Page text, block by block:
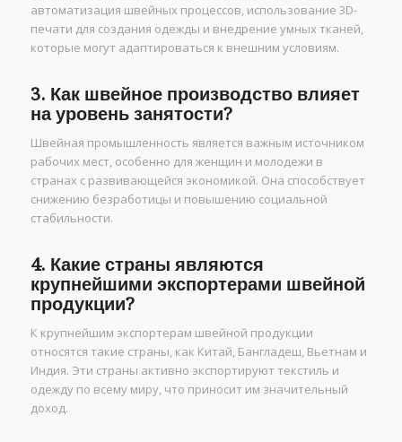
автоматизация швейных процессов, использование 3D-
печати для создания одежды и внедрение умных тканей,
которые могут адаптироваться к внешним условиям.
3. Как швейное производство влияет
на уровень занятости?
Швейная промышленность является важным источником
рабочих мест, особенно для женщин и молодежи в
странах с развивающейся экономикой. Она способствует
снижению безработицы и повышению социальной
стабильности.
4. Какие страны являются
крупнейшими экспортерами швейной
продукции?
К крупнейшим экспортерам швейной продукции
относятся такие страны, как Китай, Бангладеш, Вьетнам и
Индия. Эти страны активно экспортируют текстиль и
одежду по всему миру, что приносит им значительный
доход.